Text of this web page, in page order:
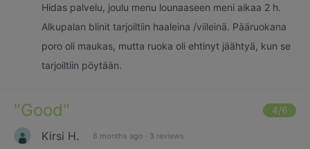
Hidas palvelu, joulu menu lounaaseen meni aikaa 2 h.
Alkupalan blinit tarjoiltiin haaleina /viileinä. Pääruokana
poro oli maukas, mutta ruoka oli ehtinyt jäähtyä, kun se
tarjoiltiin pöytään.
"Good" 4/6
Kirsi H. 8 months ago · 3 reviews